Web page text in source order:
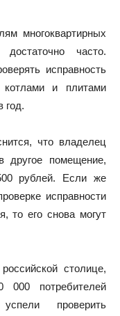
многоквартирных
часто.
исправность
и плитами
год.
что владелец
другое помещение,
рублей. Если же
исправности
то его снова могут
столице,
потребителей
проверить